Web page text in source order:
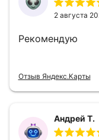
2 августа
Рекомендую
Отзыв Яндекс.Карты
Андрей Т.